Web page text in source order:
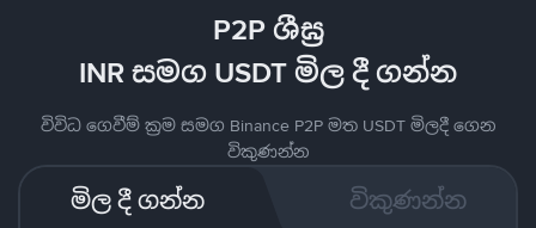
P2P ශීඝ්‍ර
INR සමග USDT මිල දී ගන්න
විවිධ ගෙවීම් ක්‍රම සමග Binance P2P මත USDT මිලදී ගෙන
විකුණන්න
මිල දී ගන්න විකුණන්න